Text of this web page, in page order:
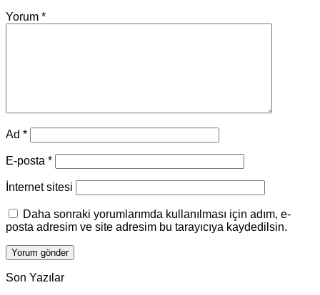
Yorum *
Ad *
E-posta *
İnternet sitesi
Daha sonraki yorumlarımda kullanılması için adım, e-
posta adresim ve site adresim bu tarayıcıya kaydedilsin.
Son Yazılar